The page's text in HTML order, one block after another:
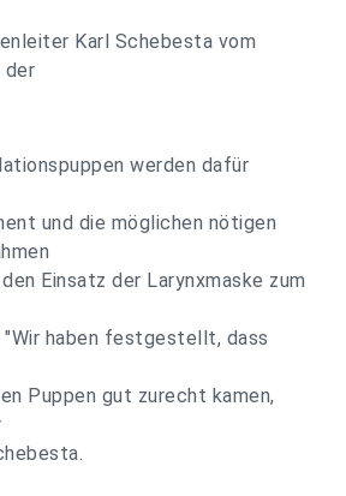
Karl Schebesta vom
der
werden dafür
und die möglichen nötigen
Einsatz der Larynxmaske zum
"Wir haben festgestellt, dass
Puppen gut zurecht kamen,